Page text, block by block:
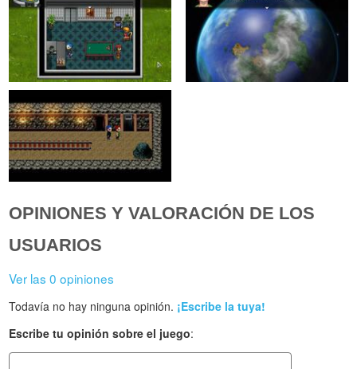
OPINIONES Y VALORACIÓN DE LOS
USUARIOS
Ver las 0 opiniones
Todavía no hay ninguna opinión. ¡Escribe la tuya!
Escribe tu opinión sobre el juego: